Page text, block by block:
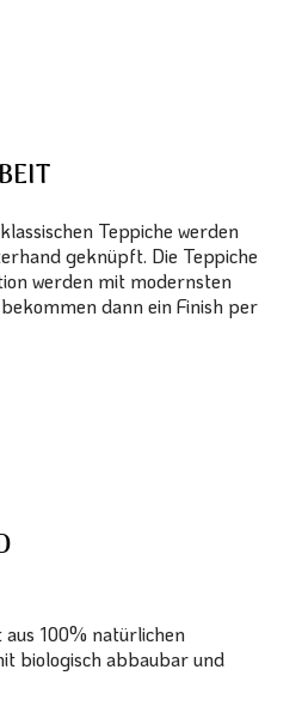
Teppiche werden
geknüpft. Die Teppiche
werden mit modernsten
dann ein Finish per
100% natürlichen
biologisch abbaubar und